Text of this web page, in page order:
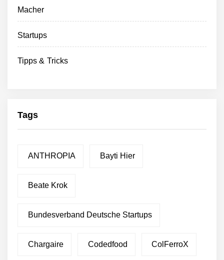
Macher
Startups
Tipps & Tricks
Tags
ANTHROPIA Bayti Hier
Beate Krok
Bundesverband Deutsche Startups
Chargaire Codedfood ColFerroX